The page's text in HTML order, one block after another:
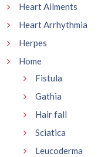
Heart Ailments
Heart Arrhythmia
Herpes
Home
Fistula
Gathia
Hair fall
Sciatica
Leucoderma